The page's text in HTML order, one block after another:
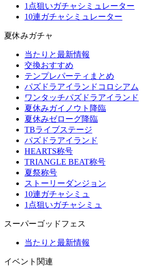
1点狙いガチャシミュレーター
10連ガチャシミュレーター
夏休みガチャ
当たりと最新情報
交換おすすめ
テンプレパーティまとめ
パズドラアイランドコロシアム
ワンタッチパズドラアイランド
夏休みガイノウト降臨
夏休みゼローグ降臨
TBライブステージ
パズドラアイランド
HEARTS称号
TRIANGLE BEAT称号
夏祭称号
ストーリーダンジョン
10連ガチャシミュ
1点狙いガチャシミュ
スーパーゴッドフェス
当たりと最新情報
イベント関連